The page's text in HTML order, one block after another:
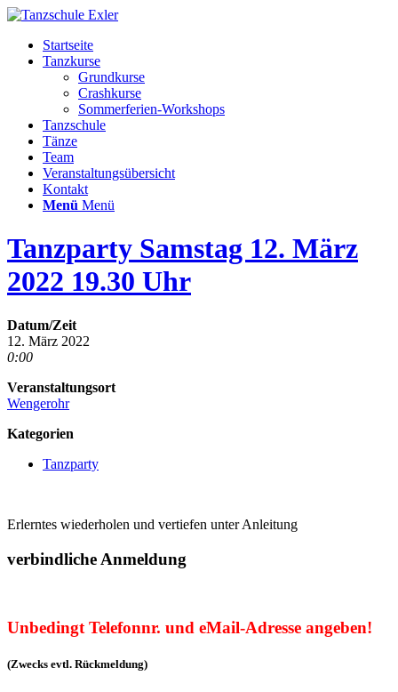
Startseite
Tanzkurse
Grundkurse
Crashkurse
Sommerferien-Workshops
Tanzschule
Tänze
Team
Veranstaltungsübersicht
Kontakt
Menü Menü
Tanzparty Samstag 12. März
2022 19.30 Uhr
Datum/Zeit
12. März 2022
0:00
Veranstaltungsort
Wengerohr
Kategorien
Tanzparty
Erlerntes wiederholen und vertiefen unter Anleitung
verbindliche Anmeldung
Unbedingt Telefonnr. und eMail-Adresse angeben!
(Zwecks evtl. Rückmeldung)